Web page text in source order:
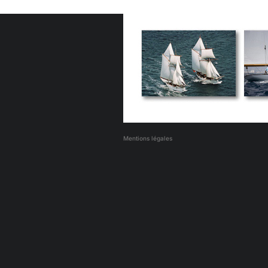
Mentions légales